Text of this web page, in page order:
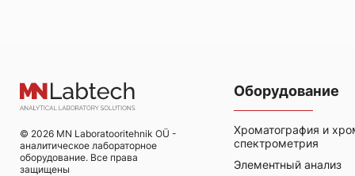
стандарт производительности и надежности
прибора.
Scientific
любую
© 2026 MN Laboratooritehnik OÜ -
аналитическое лабораторное
оборудование. Все права
защищены
Оборудование
Хроматография и
спектрометрия
Элементный анализ